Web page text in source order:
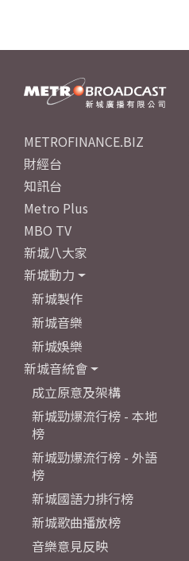
METROFINANCE.BIZ
財經台
知訊台
Metro Plus
MBO TV
新城八大家
新城動力
新城製作
新城音樂
新城娛樂
新城音統會
成立原意及架構
新城勁爆流行榜 - 本地
榜
新城勁爆流行榜 - 外語
榜
新城國語力排行榜
新城歌曲播放榜
音樂意見反映